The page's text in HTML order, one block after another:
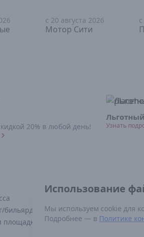
18+
с 20 августа 2026
Мотор Сити
20% в любой день! Узнать
бильярд
Использование
Мы используем cookie для
Подробнее — в Политике